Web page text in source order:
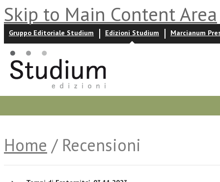
Skip to Main Content Area
Gruppo Editoriale Studium Edizioni Studium Marcianum
Home / Recensioni